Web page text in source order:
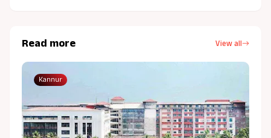
Read more View all
Kannur